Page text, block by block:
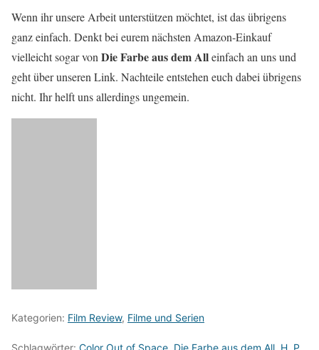
Wenn ihr unsere Arbeit unterstützen möchtet, ist das übrigens
ganz einfach. Denkt bei eurem nächsten Amazon-Einkauf
vielleicht sogar von Die Farbe aus dem Alleinfach an uns und
geht über unseren Link. Nachteile entstehen euch dabei übrigens
nicht. Ihr helft uns allerdings ungemein.
Kategorien: Film Review, Filme und Serien
Schlagwörter: Color Out of Space Die Farbe aus dem All H. P.